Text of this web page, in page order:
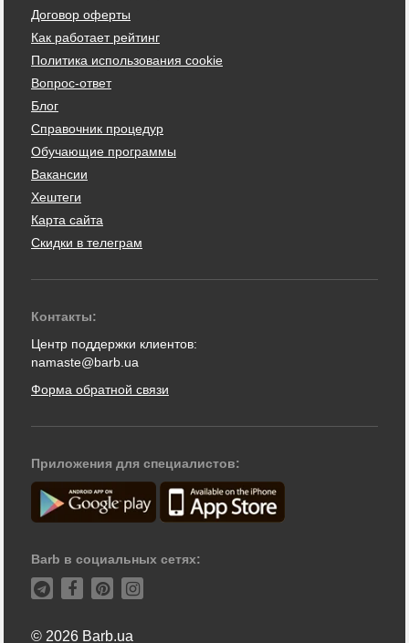
Договор оферты
Как работает рейтинг
Политика использования cookie
Вопрос-ответ
Блог
Справочник процедур
Обучающие программы
Вакансии
Хештеги
Карта сайта
Скидки в телеграм
Контакты:
Центр поддержки клиентов:
namaste@barb.ua
Форма обратной связи
Приложения для специалистов:
Barb в социальных сетях:
© 2026 Barb.ua